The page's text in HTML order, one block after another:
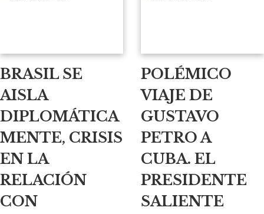
BRASIL SE
AISLA
DIPLOMÁTICA
MENTE, CRISIS
EN LA
RELACIÓN
CON
POLÉMICO
VIAJE DE
GUSTAVO
PETRO A
CUBA. EL
PRESIDENTE
SALIENTE